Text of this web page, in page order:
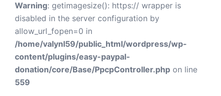
Warning: getimagesize(): https:// wrapper is
disabled in the server configuration by
allow_url_fopen=0 in
/home/valynl59/public_html/wordpress/wp-
content/plugins/easy-paypal-
donation/core/Base/PpcpController.php on line
559